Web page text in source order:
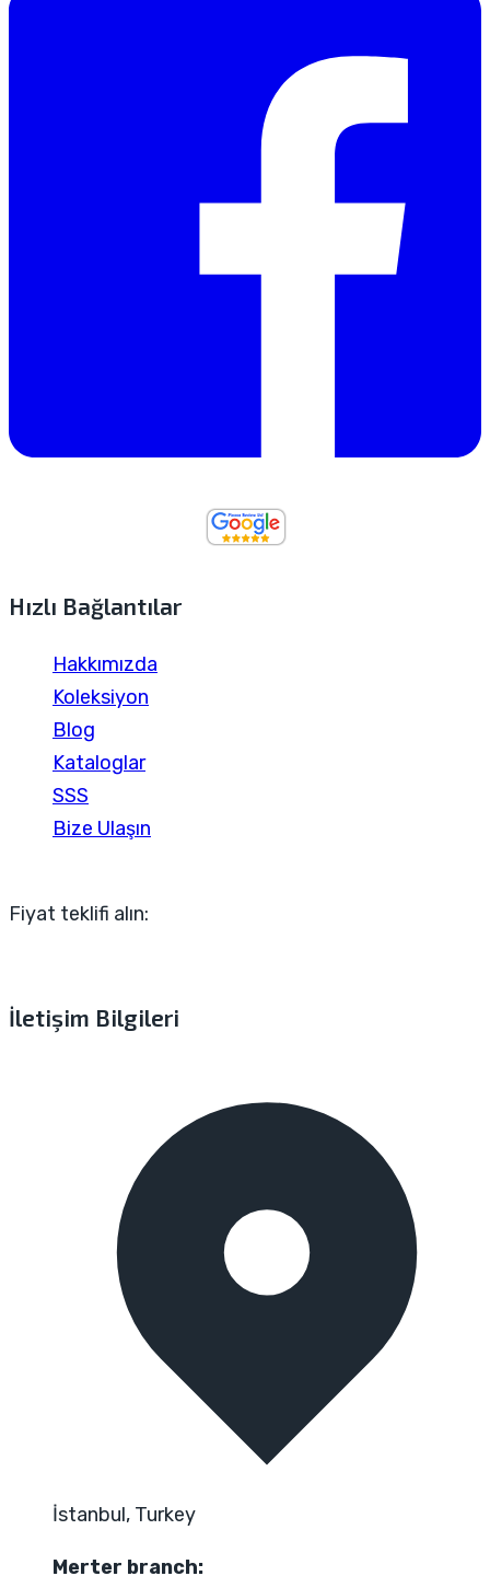
Hızlı Bağlantılar
Hakkımızda
Koleksiyon
Blog
Kataloglar
SSS
Bize Ulaşın
Fiyat teklifi alın:
İletişim Bilgileri
İstanbul, Turkey
Merter branch: